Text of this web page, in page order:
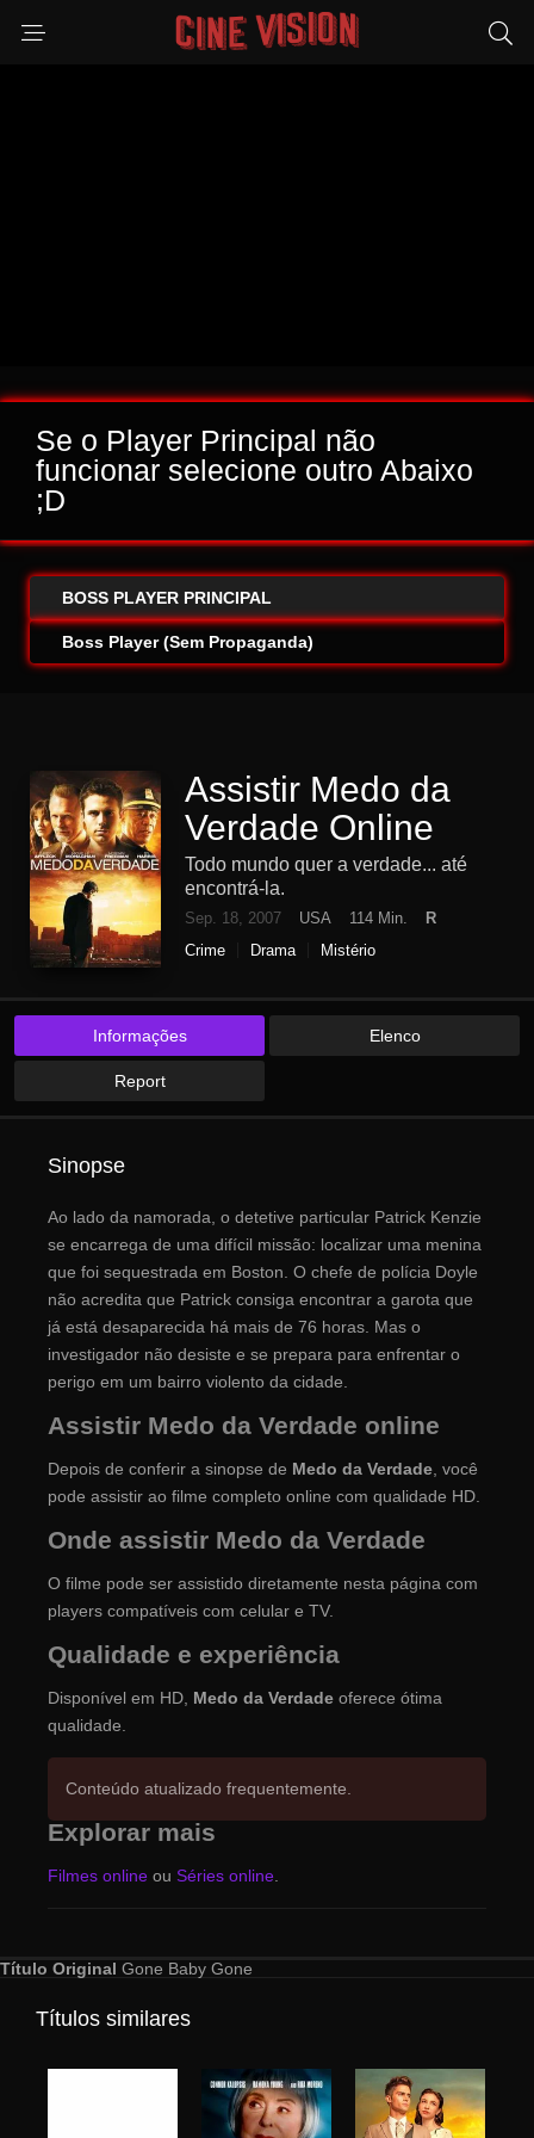
Se o Player Principal não
funcionar selecione outro Abaixo
;D
BOSS PLAYER PRINCIPAL
Boss Player (Sem Propaganda)
Assistir Medo da
Verdade Online
Todo mundo quer a verdade... até
encontrá-la.
Sep. 18, 2007 USA 114 Min.
R
Crime
Drama Mistério
Informações Elenco
Report
Sinopse
Ao lado da namorada, o detetive particular Patrick Kenzie
se encarrega de uma difícil missão: localizar uma menina
que foi sequestrada em Boston. O chefe de polícia Doyle
não acredita que Patrick consiga encontrar a garota que
já está desaparecida há mais de 76 horas. Mas o
investigador não desiste e se prepara para enfrentar o
perigo em um bairro violento da cidade.
Assistir Medo da Verdade online
Depois de conferir a sinopse de Medo da Verdade , você
pode assistir ao filme completo online com qualidade HD.
Onde assistir Medo da Verdade
O filme pode ser assistido diretamente nesta página com
players compatíveis com celular e TV.
Qualidade e experiência
Disponível em HD, Medo da Verdade oferece ótima
qualidade.
Conteúdo atualizado frequentemente.
Explorar mais
Filmes online ou Séries online
Título Original Gone Baby Gone
Títulos similares